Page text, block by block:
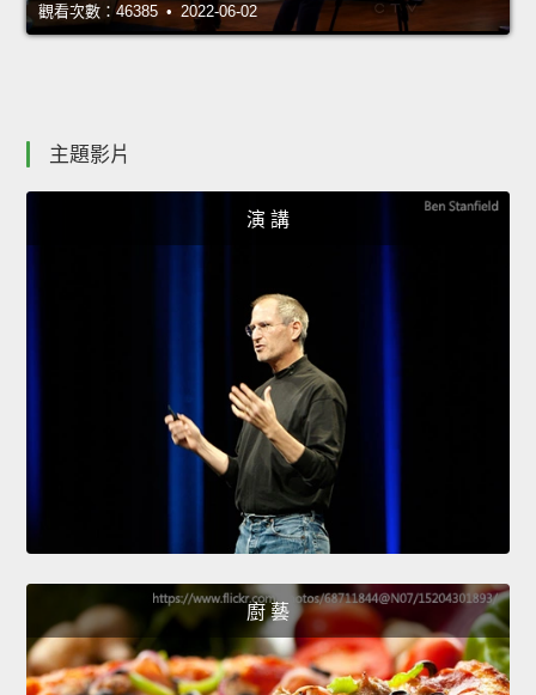
觀看次數：46385 • 2022-06-02
主題影片
演 講
廚 藝